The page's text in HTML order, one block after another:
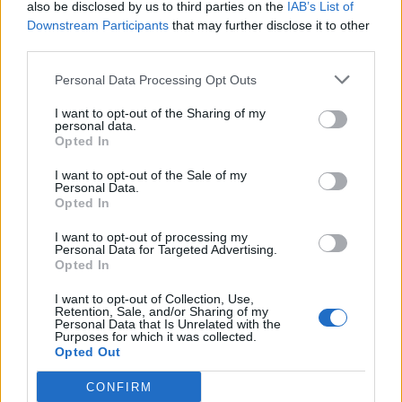
also be disclosed by us to third parties on the IAB’s List of
Downstream Participants that may further disclose it to other
Personal Data Processing Opt Outs
I want to opt-out of the Sharing of my
personal data.
Opted In
I want to opt-out of the Sale of my
Personal Data.
Opted In
I want to opt-out of processing my
Personal Data for Targeted Advertising.
Opted In
I want to opt-out of Collection, Use,
Retention, Sale, and/or Sharing of my
Personal Data that Is Unrelated with the
Purposes for which it was collected.
Opted Out
CONFIRM
δεσμεύτηκε για δαπάνες 9 δισ. ευρώ την επόμενη
τετραετία, αλλά περίπου τα τρία τέταρτα αυτών
έχουν ήδη υπολογιστεί στον υφιστάμενο
προϋπολογισμό και το πρόγραμμα
σταθερότητας. Εάν η Ελλάδα συνεχίσει με τον
ίδιο ρυθμό η αύξηση των εσόδων, σημειώνουν οι
αναλυτές, ορισμένα από αυτά τα μέτρα μπορούν
να υλοποιηθούν χωρίς να οδηγήσουν σε
διεύρυνση του ελλείμματος, σχολιάζει ο οίκος
Ωστόσο, σημειώνει πως μακροπρόθεσμα
ενδέχεται να καταστεί δυσκολότερη η μείωση
του χρέους, λόγω των κοινωνικών δαπανών και